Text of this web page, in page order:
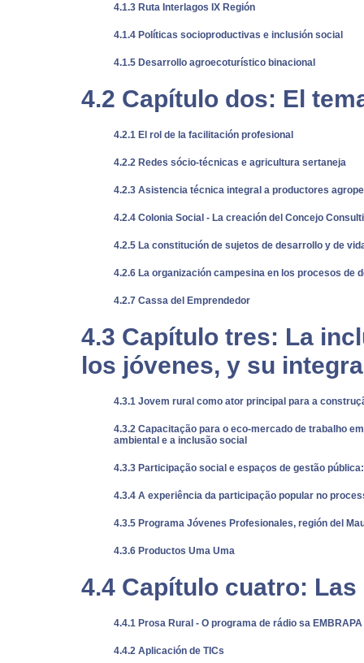
4.1.3 Ruta Interlagos IX Región
4.1.4 Políticas socioproductivas e inclusión social
4.1.5 Desarrollo agroecoturístico binacional
4.2 Capítulo dos: El
4.2.1 El rol de la facilitación profesional
4.2.2 Redes sócio-técnicas e agricultura sertaneja
4.2.3 Asistencia técnica integral a productores
4.2.4 Colonia Social - La creación del Concejo
4.2.5 La constitución de sujetos de desarrollo y de
4.2.6 La organización campesina en los procesos de
4.2.7 Cassa del Emprendedor
4.3 Capítulo tres: La
los jóvenes, y su
4.3.1 Jovem rural como ator principal para a
4.3.2 Capacitação para o eco-mercado de trabalho
ambiental e a inclusão social
4.3.3 Participação social e espaços de gestão
4.3.4 A experiência da participação popular no
4.3.5 Programa Jóvenes Profesionales, región del
4.3.6 Productos Uma Uma
4.4 Capítulo cuatro:
4.4.1 Prosa Rural - O programa de rádio sa EMBRAPA
4.4.2 Aplicación de TICs